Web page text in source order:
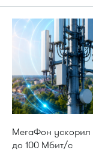
МегаФон ускорил
до 100 Мбит/с